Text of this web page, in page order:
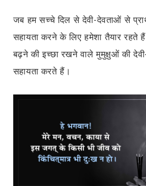
जब हम सच्चे दिल से देवी-देवताओं से
सहायता करने के लिए हमेशा तैयार रहते
बढ़ने की इच्छा रखने वाले मुमुक्षुओं की
सहायता करते हैं।